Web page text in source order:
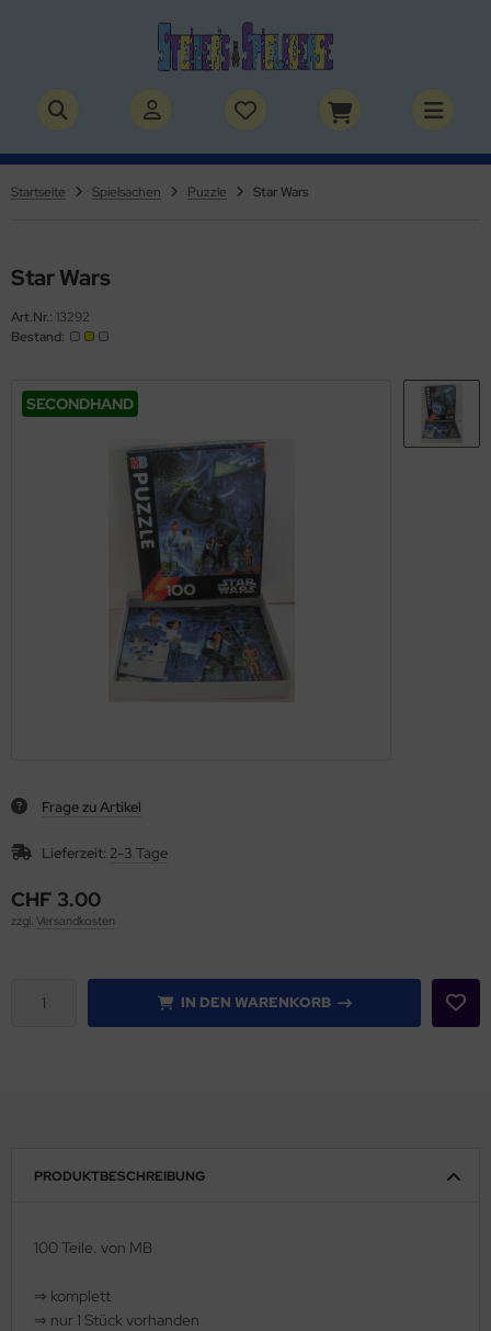
Startseite Spielsachen Puzzle Star Wars
Star Wars
Art.Nr.: 13292
Bestand:
SECONDHAND
Frage zu Artikel
Lieferzeit: 2-3 Tage
CHF 3.00
zzgl. Versandkosten
IN DEN WARENKORB
PRODUKTBESCHREIBUNG
100 Teile. von MB
⇒ komplett
⇒ nur 1 Stück vorhanden